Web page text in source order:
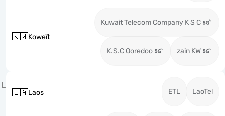
🇰🇼Koweït
Kuwait Telecom Company K S C
K.S.C Ooredoo zain KW
L
🇱🇦Laos ETL LaoTel